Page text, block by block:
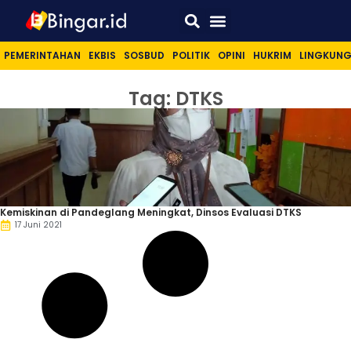
PEMERINTAHAN EKBIS SOSBUD POLITIK OPINI HUKRIM
Tag: DTKS
Kemiskinan di Pandeglang Meningkat, Dinsos Evaluasi DTKS
17 Juni 2021